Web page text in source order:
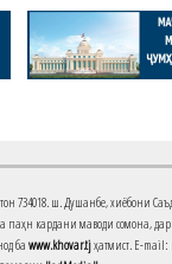
734018. ш. Душанбе, хиёбони
паҳн кардани маводи сомона,
баwww.khovar.tjҳатмист. E-mail: